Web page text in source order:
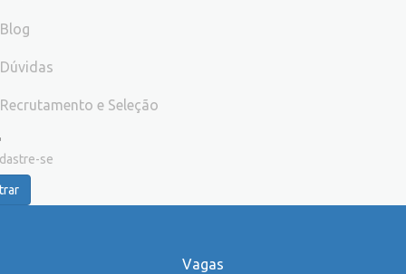
Blog
Dúvidas
Recrutamento e Seleção
se
Vagas